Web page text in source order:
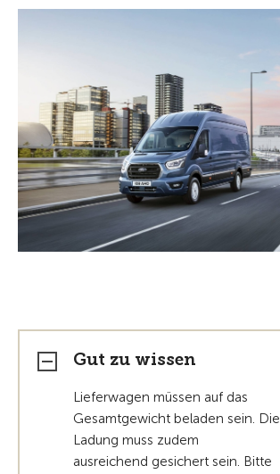
Gut zu wissen
Lieferwagen müssen auf das
Gesamtgewicht beladen sein. Die
Ladung muss zudem
ausreichend gesichert sein. Bitte